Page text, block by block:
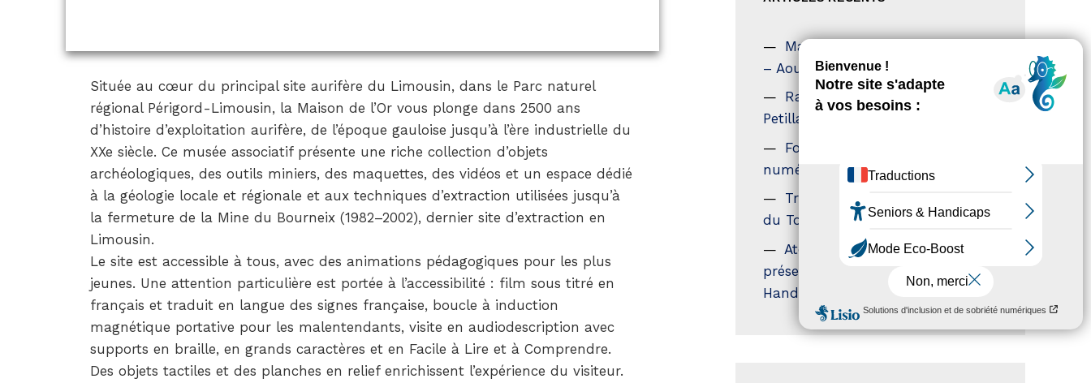
Située au cœur du principal site aurifère du Limousin, dans le Parc naturel
régional Périgord-Limousin, la Maison de l’Or vous plonge dans 2500 ans
d’histoire d’exploitation aurifère, de l’époque gauloise jusqu’à l’ère industrielle du
XXe siècle. Ce musée associatif présente une riche collection d’objets
archéologiques, des outils miniers, des maquettes, des vidéos et un espace dédié
à la géologie locale et régionale et aux techniques d’extraction utilisées jusqu’à
la fermeture de la Mine du Bourneix (1982–2002), dernier site d’extraction en
Limousin.
Le site est accessible à tous, avec des animations pédagogiques pour les plus
jeunes. Une attention particulière est portée à l’accessibilité : film sous titré en
français et traduit en langue des signes française, boucle à induction
magnétique portative pour les malentendants, visite en audiodescription avec
supports en braille, en grands caractères et en Facile à Lire et à Comprendre.
Des objets tactiles et des planches en relief enrichissent l’expérience du visiteur.
Magazine Tourisme Accessible
– Aout 2026
Rallye Aicha des Gazelles – Les
Petillantes
Formation Communication
numérique
Trophées Horizons – Acteurs
du Tourisme Durable
Atout France – flyer
présentation label Tourisme &
Handicap